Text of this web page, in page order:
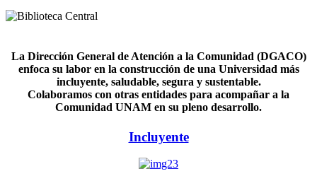
La Dirección General de Atención a la Comunidad (DGACO)
enfoca su labor en la construcción de una Universidad más
incluyente, saludable, segura y sustentable.
Colaboramos con otras entidades para acompañar a la
Comunidad UNAM en su pleno desarrollo.
Incluyente